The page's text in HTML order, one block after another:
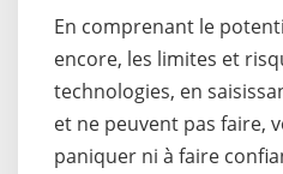
En comprenant le
encore, les limites et
technologies, en
et ne peuvent pas faire,
paniquer ni à faire